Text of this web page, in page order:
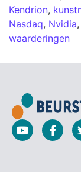
Kendrion,
Nasdaq, Nvidia,
waarderingen